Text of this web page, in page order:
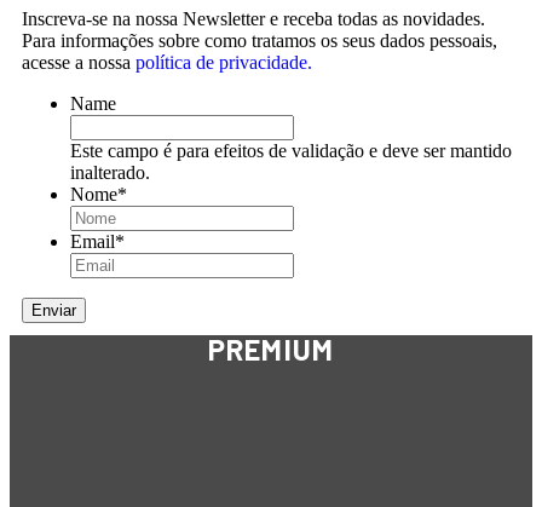
Inscreva-se na nossa Newsletter e receba todas as novidades.
Para informações sobre como tratamos os seus dados pessoais,
acesse a nossa política de privacidade.
Name
Este campo é para efeitos de validação e deve ser mantido
inalterado.
Nome*
Email*
PREMIUM